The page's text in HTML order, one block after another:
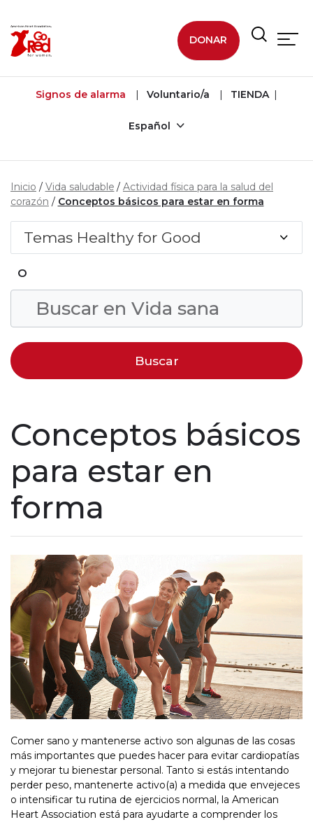
DONAR
Signos de alarma Voluntario/a TIENDA
Español
Inicio Vida saludable
Actividad física para la salud del
corazón
Conceptos básicos para estar en forma
Temas Healthy for Good
o
Conceptos básicos
para estar en
forma
Comer sano y mantenerse activo son algunas de las cosas
más importantes que puedes hacer para evitar cardiopatías
y mejorar tu bienestar personal. Tanto si estás intentando
perder peso, mantenerte activo(a) a medida que envejeces
o intensificar tu rutina de ejercicios normal, la American
Heart Association está para ayudarte a comprender los